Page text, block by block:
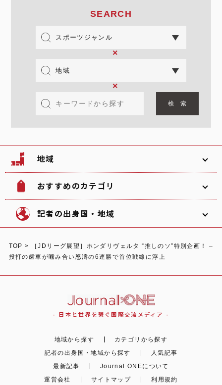
SEARCH
×
×
地域
韓国 北海道
おすすめのカテゴリ
体験 宿泊
イベント
記者の出身国・地域
TOP >
［JDリーグ展望］ホンダリヴェルタ “推しのソ”特別企画！ –
投打の歯車が噛み合い怒濤の6連勝で首位戦線に浮上
- 日本と世界を繋ぐ国際交流メディア -
地域から探す
カテゴリから探す
記者の出身国・地域から探す
人気記事
最新記事
Journal ONEについて
運営会社
サイトマップ 利用規約